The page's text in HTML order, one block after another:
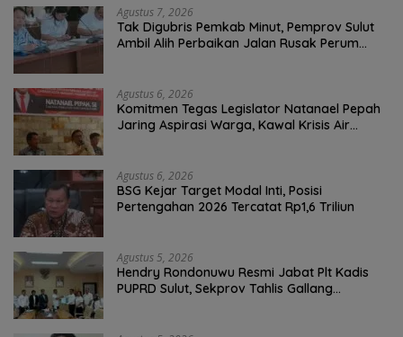
Agustus 7, 2026
Tak Digubris Pemkab Minut, Pemprov Sulut
Ambil Alih Perbaikan Jalan Rusak Perum
Agustus 6, 2026
Komitmen Tegas Legislator Natanael Pepah
Jaring Aspirasi Warga, Kawal Krisis Air
Agustus 6, 2026
BSG Kejar Target Modal Inti, Posisi
Pertengahan 2026 Tercatat Rp1,6 Triliun
Agustus 5, 2026
Hendry Rondonuwu Resmi Jabat Plt Kadis
PUPRD Sulut, Sekprov Tahlis Gallang